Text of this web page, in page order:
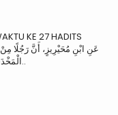
KE 27 HADITS
الْمَخْدَجِيَّ، سَمِعَ رَجُلًا بِالشَّامِ يُدْعَى أَبَا مُحَمَّدٍ، يَقُولُ: إِنَّ..